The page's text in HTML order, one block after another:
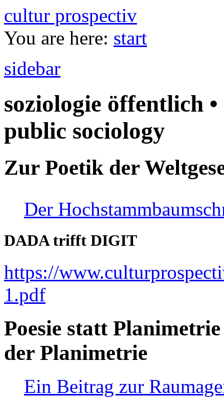
cultur prospectiv
You are here: start
sidebar
soziologie öffentlich
public sociology
Zur Poetik der
Der
DADA trifft DIGIT
https://
1.pdf
Poesie statt
der Planimetrie
Ein Beitrag zur